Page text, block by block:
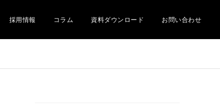
採用情報 コラム 資料ダウンロード お問い合わせ